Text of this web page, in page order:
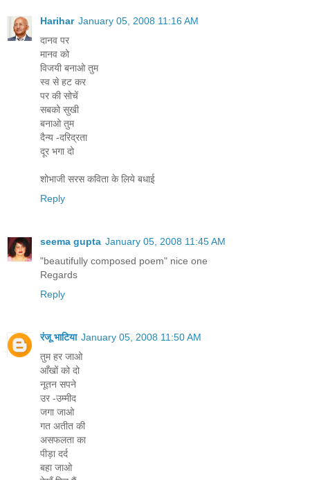
Harihar January 05, 2008 11:16 AM
दानव पर
मानव को
विजयी बनाओ तुम
स्व से हट कर
पर की सोचें
सबको सुखी
बनाओ तुम
दैन्य -दरिद्रता
दूर भगा दो
शोभाजी सरस कविता के लिये बधाई
Reply
seema gupta January 05, 2008 11:45 AM
"beautifully composed poem" nice one
Regards
Reply
रंजू भाटिया January 05, 2008 11:50 AM
तुम हर जाओ
आँखों को दो
नूतन सपने
उर -उम्मीद
जगा जाओ
गत अतीत की
असफलता का
पीड़ा दर्द
बहा जाओ